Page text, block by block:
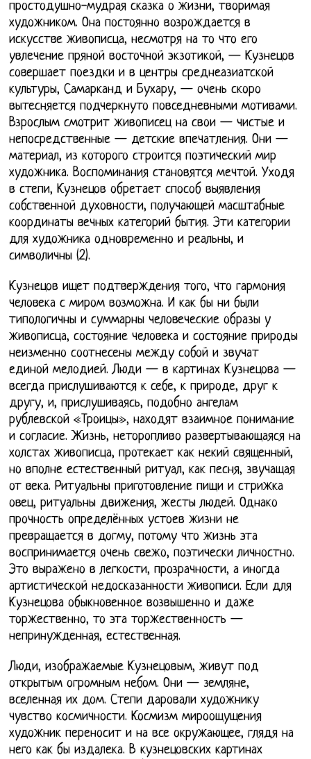
простодушно-мудрая сказка о жизни, творимая
художником. Она постоянно возрождается в
искусстве живописца, несмотря на то что его
увлечение пряной восточной экзотикой, — Кузнецов
совершает поездки и в центры среднеазиатской
культуры, Самарканд и Бухару, — очень скоро
вытесняется подчеркнуто повседневными мотивами.
Взрослым смотрит живописец на свои — чистые и
непосредственные — детские впечатления. Они —
материал, из которого строится поэтический мир
художника. Воспоминания становятся мечтой. Уходя
в степи, Кузнецов обретает способ выявления
собственной духовности, получающей масштабные
координаты вечных категорий бытия. Эти категории
для художника одновременно и реальны, и
символичны (2).
Кузнецов ищет подтверждения того, что гармония
человека с миром возможна. И как бы ни были
типологичны и суммарны человеческие образы у
живописца, состояние человека и состояние природы
неизменно соотнесены между собой и звучат
единой мелодией. Люди — в картинах Кузнецова —
всегда прислушиваются к себе, к природе, друг к
другу, и, прислушиваясь, подобно ангелам
рублевской «Троицы», находят взаимное понимание
и согласие. Жизнь, неторопливо развертывающаяся на
холстах живописца, протекает как некий священный,
но вполне естественный ритуал, как песня, звучащая
от века. Ритуальны приготовление пищи и стрижка
овец, ритуальны движения, жесты людей. Однако
прочность определённых устоев жизни не
превращается в догму, потому что жизнь эта
воспринимается очень свежо, поэтически личностно.
Это выражено в легкости, прозрачности, а иногда
артистической недосказанности живописи. Если для
Кузнецова обыкновенное возвышенно и даже
торжественно, то эта торжественность —
непринужденная, естественная.
Люди, изображаемые Кузнецовым, живут под
открытым огромным небом. Они — земляне,
вселенная их дом. Степи даровали художнику
чувство космичности. Космизм мироощущения
художник переносит и на все окружающее, глядя на
него как бы издалека. В кузнецовских картинах